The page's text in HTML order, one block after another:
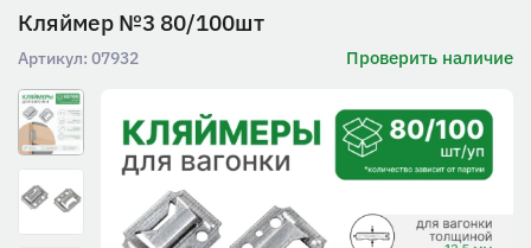
Кляймер №3 80/100шт
Артикул: 07932 Проверить наличие